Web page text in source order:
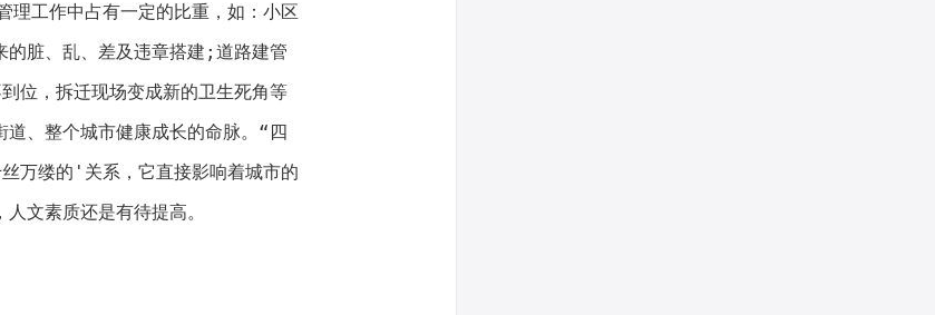
工作中占有一定的比重，如：小区
的脏、乱、差及违章搭建;道路建管
位，拆迁现场变成新的卫生死角等
、整个城市健康成长的命脉。“四
万缕的'关系，它直接影响着城市的
文素质还是有待提高。